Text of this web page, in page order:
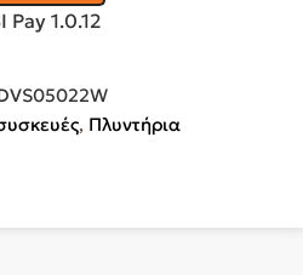
, Πλυντήρια